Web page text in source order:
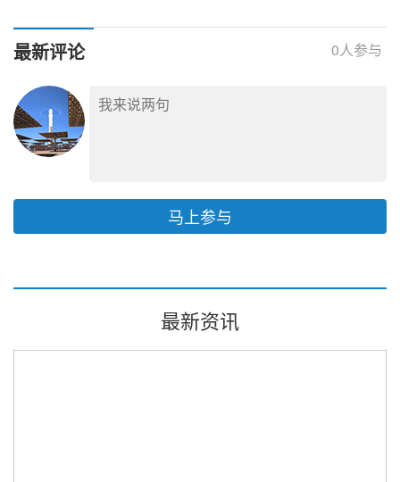
最新评论 0人参与
马上参与
最新资讯